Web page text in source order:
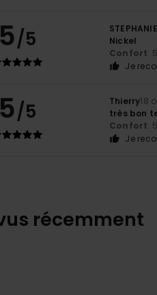
5/5 STEPHANIE
Nickel
Confort: 5
Je
5/5 Thierry18
très bon
Confort: 5
Je
récemment